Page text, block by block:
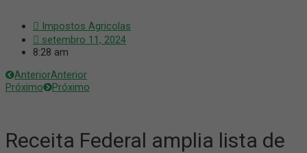
Impostos Agricolas
setembro 11, 2024
8:28 am
AnteriorAnterior
Próximo
Próximo
Receita Federal amplia lista de